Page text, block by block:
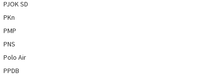
PJOK SD
PKn
PMP
PNS
Polo Air
PPDB